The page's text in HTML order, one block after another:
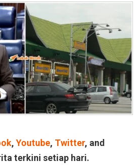
, Youtube, Twitter, and
terkini setiap hari.